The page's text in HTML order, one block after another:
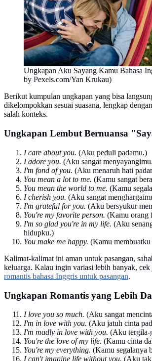
Ungkapan Aku Sayang Kamu Bahasa
by Pexels.com/Yan Krukau)
Berikut kumpulan ungkapan yang bisa
dikelompokkan sesuai suasana, lengkap
salah konteks.
Ungkapan Lembut Bernuansa
I care about you. (Aku peduli padamu.)
I adore you. (Aku sangat
I'm fond of you. (Aku menaruh hati
You mean a lot to me. (Kamu sangat
You mean the world to me. (Kamu
I cherish you. (Aku sangat
I'm grateful for you. (Aku bersyukur
You're my favorite person. (Kamu orang
I'm so glad you're in my life. (Aku
hidupku.)
You make me happy. (Kamu membuatku
Kalimat-kalimat ini aman untuk pasangan,
keluarga. Kalau ingin variasi lebih banyak, cek
romantis bahasa Inggris untuk pasangan.
Ungkapan Romantis yang Lebih
I love you so much. (Aku sangat
I'm in love with you. (Aku jatuh cinta
I'm madly in love with you. (Aku tergila-
You're the love of my life. (Kamu cinta
You're my everything. (Kamu segalanya
I can't imagine life without you. (Aku tak